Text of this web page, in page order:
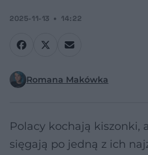
2025-11-13 14:22
Romana Makówka
Polacy kochają kiszonki,
sięgają po jedną z ich